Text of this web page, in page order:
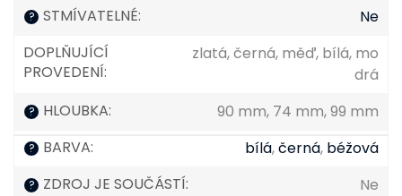
? STMÍVATELNÉ:
Ne
DOPLŇUJÍCÍ
PROVEDENÍ:
zlatá, černá, měď, bílá, mo
drá
? HLOUBKA: 90 mm, 74 mm, 99 mm
? BARVA: bílá,černá, béžová
? ZDROJ JE SOUČÁSTÍ: Ne